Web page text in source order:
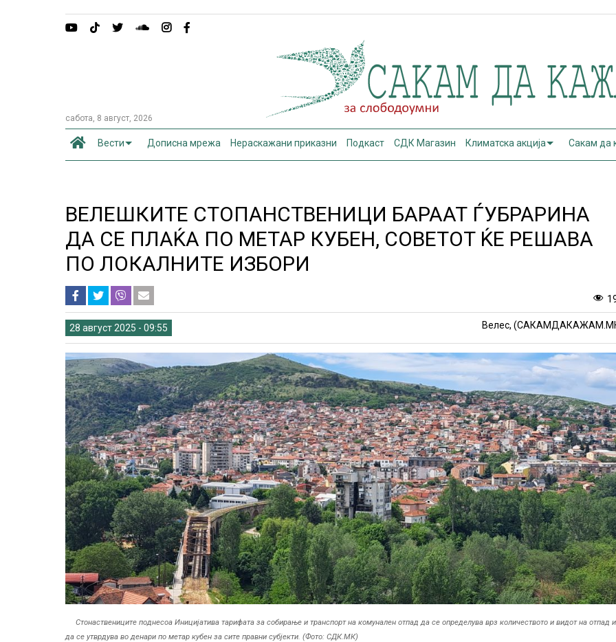
сабота, 8 август, 2026
Вести Дописна мрежа Нераскажани приказни Подкаст СДК Магазин Климатска акција Сакам да
ВЕЛЕШКИТЕ СТОПАНСТВЕНИЦИ БАРААТ ЃУБРАРИНА
ДА СЕ ПЛАЌА ПО МЕТАР КУБЕН, СОВЕТОТ ЌЕ РЕШАВА
ПО ЛОКАЛНИТЕ ИЗБОРИ
28 август 2025 - 09:55 Велес,
Стонаствениците поднесоа Иницијатива тарифата за собирање и транспорт на комунален отпад да се определува врз количеството и видот на отпад и
да се утврдува во денари по метар кубен за сите правни субјекти. (Фото: СДК.МК)